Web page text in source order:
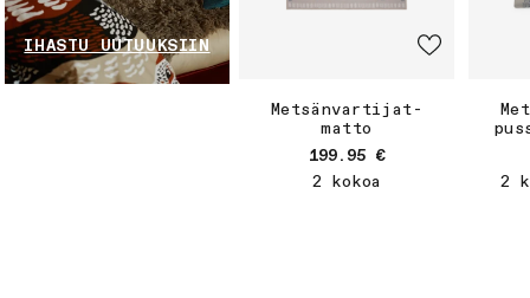
IHASTU UUTUUKSIIN
Metsänvartijat-
matto
Normaalihinta
199.95 €
2 kokoa
2